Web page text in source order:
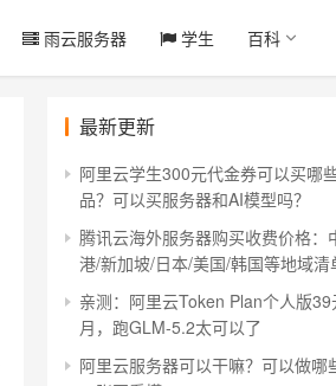
雨云服务器 学生 百科
最新更新
阿里云学生300元代金券可以买哪
品？可以买服务器和AI模型吗？
腾讯云海外服务器购买收费价格：
港/新加坡/日本/美国/韩国等地域清
亲测：阿里云Token Plan个人版
月，跑GLM-5.2太可以了
阿里云服务器可以干嘛？可以做哪